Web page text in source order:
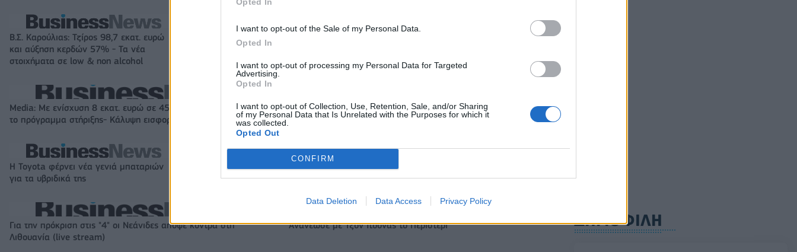
I want to opt-out of the Sale of my Personal Data.
Opted In
I want to opt-out of processing my Personal Data for Targeted
Advertising.
Opted In
I want to opt-out of Collection, Use, Retention, Sale, and/or Sharing
of my Personal Data that Is Unrelated with the Purposes for which it
was collected.
Opted Out
CONFIRM
Data Deletion Data Access Privacy Policy
Β.Σ. Καρούλιας: Τζίρος 98,7 εκατ. ευρώ
και αύξηση κερδών 57% - Τα νέα
στοιχήματα σε low & non alcohol
Metlen: Ρεκόρ EBITDA στο α' εξάμηνο,
στα 550 εκατ. ευρώ – Καθαρά κέρδη 313
εκατ. ευρώ
πρόγραμμα ενίσχυσης του Τύπου
Media: Με ενίσχυση 8 εκατ. ευρώ σε 451 επιχειρήσεις ξεκίνησε
το πρόγραμμα στήριξης- Κάλυψη εισφορών ΕΔΟΕΑΠ
IAB Hellas: Νέα Διοικούσα Επιτροπή και νέο Διοικητικό Συμβούλιο
- Πρόεδρος ο Γαληνός Γιαγλής
Η Toyota φέρνει νέα γενιά μπαταριών
για τα υβριδικά της
Σε κινεζική… πολιορκία η ευρωπαϊκή
αυτοκινητοβιομηχανία
Νέο Audi A2 e-tron με στόχο την κορυφή
της αποδοτικότητας
Για την πρόκριση στις "4" οι Νεάνιδες απόψε κόντρα στη
Λιθουανία (live stream)
Ανανέωσε με Τζον Ιτούνας το Περιστέρι ΔΗΜΟΦΙΛΗ